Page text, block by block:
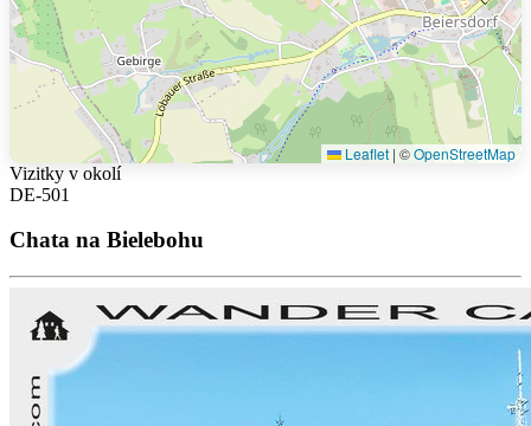
Leaflet | ©OpenStreetMap
Vizitky v okolí
DE-501
Chata na Bielebohu